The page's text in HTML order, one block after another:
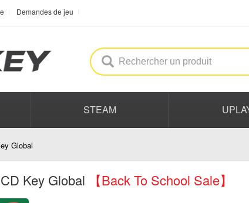
Demandes de jeu
STEAM
Global
Key Global 【Back To School Sale】